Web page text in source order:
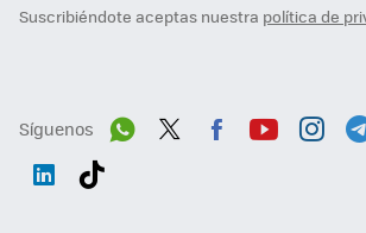
Suscribiéndote aceptas nuestra política de
Síguenos